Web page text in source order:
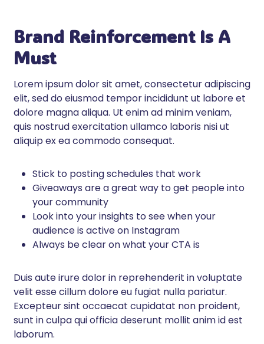
Brand Reinforcement Is A
Must
Lorem ipsum dolor sit amet, consectetur adipiscing
elit, sed do eiusmod tempor incididunt ut labore et
dolore magna aliqua. Ut enim ad minim veniam,
quis nostrud exercitation ullamco laboris nisi ut
aliquip ex ea commodo consequat.
Stick to posting schedules that work
Giveaways are a great way to get people into
your community
Look into your insights to see when your
audience is active on Instagram
Always be clear on what your CTA is
Duis aute irure dolor in reprehenderit in voluptate
velit esse cillum dolore eu fugiat nulla pariatur.
Excepteur sint occaecat cupidatat non proident,
sunt in culpa qui officia deserunt mollit anim id est
laborum.